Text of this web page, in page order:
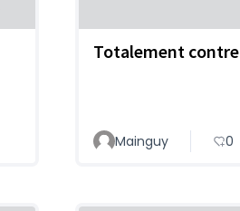
Totalement contre
Mainguy 0